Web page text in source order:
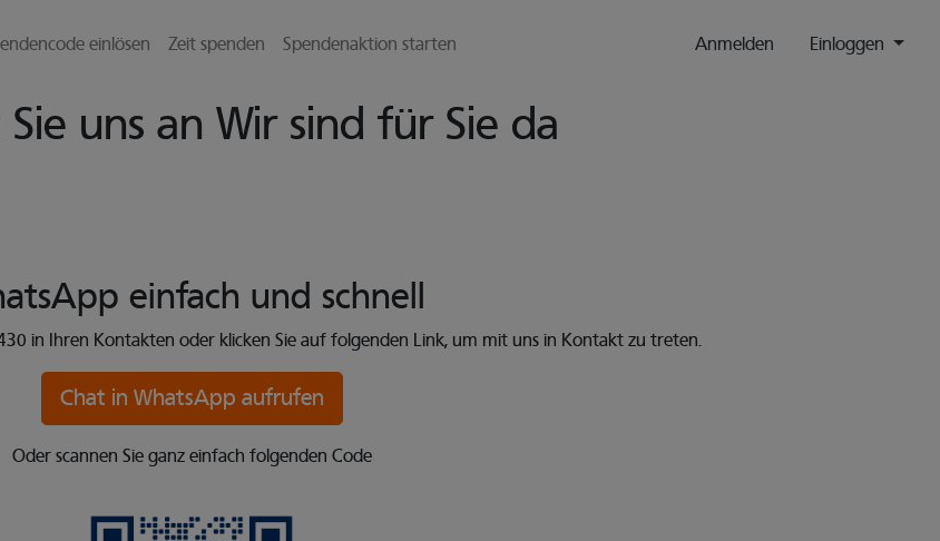
einlösen Zeit spenden Spendenaktion starten Anmelden Einloggen
uns an Wir sind für Sie da
einfach und schnell
in Ihren Kontakten oder klicken Sie auf folgenden Link, um mit uns in Kontakt zu treten.
Chat in WhatsApp aufrufen
Oder scannen Sie ganz einfach folgenden Code